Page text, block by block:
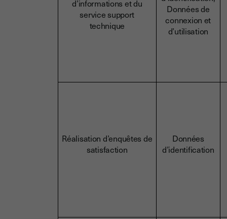
d’informations et du
service support
technique
Données de
connexion et
d’utilisation
Réalisation d’enquêtes de
satisfaction
Données
d’identification